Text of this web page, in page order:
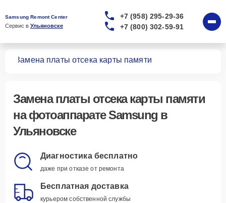
Samsung Remont Center
Сервис в Ульяновске
+7 (958) 295-29-36
+7 (800) 302-59-91
Замена платы отсека карты памяти
Замена платы отсека карты памяти
на фотоаппарате Samsung в
Ульяновске
Диагностика бесплатно
даже при отказе от ремонта
Бесплатная доставка
курьером собственной службы